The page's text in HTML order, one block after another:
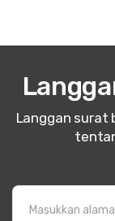
Langgan surat